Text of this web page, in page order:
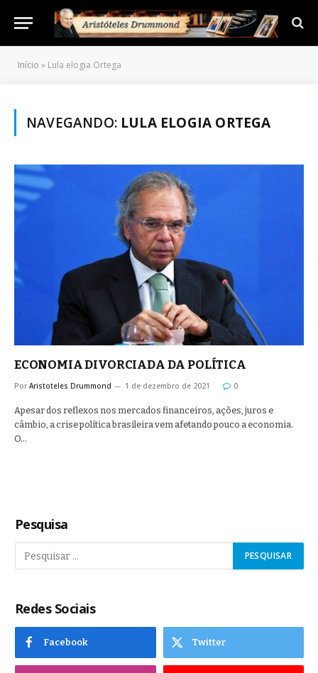
Início » Lula elogia Ortega
NAVEGANDO: LULA ELOGIA ORTEGA
ECONOMIA DIVORCIADA DA POLÍTICA
Por Aristoteles Drummond 1 de dezembro de 2021 0
Apesar dos reflexos nos mercados financeiros, ações, juros e
câmbio, a crise política brasileira vem afetando pouco a economia.
O…
Pesquisa
Redes Sociais
Facebook Twitter